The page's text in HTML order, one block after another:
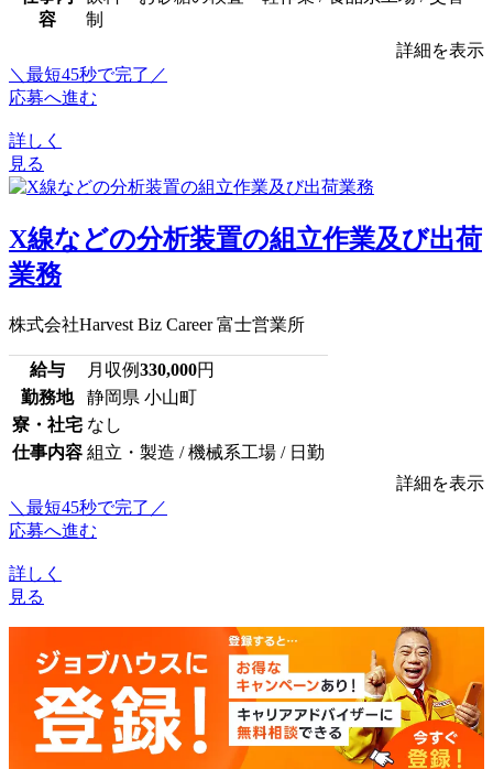
容
制
詳細を表示
＼最短45秒で完了／
応募へ進む
詳しく
見る
X線などの分析装置の組立作業及び出荷
業務
株式会社Harvest Biz Career 富士営業所
給与 月収例330,000円
勤務地
静岡県 小山町
寮・社宅 なし
仕事内容 組立・製造 / 機械系工場 / 日勤
詳細を表示
＼最短45秒で完了／
応募へ進む
詳しく
見る